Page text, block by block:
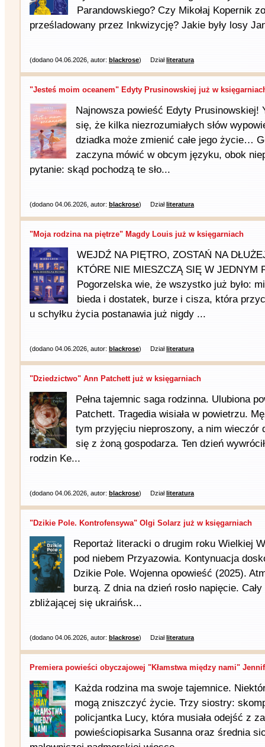
Parandowskiego? Czy Mikołaj Kopernik
prześladowany przez Inkwizycję? Jakie były losy
(dodano 04.06.2026, autor: blackrose) Działliteratura
"Jesteś moim oceanem" Edyty Prusinowskiej już w
Najnowsza powieść Edyty Prusinowskiej!
się, że kilka niezrozumiałych słów
dziadka może zmienić całe jego życie…
zaczyna mówić w obcym języku, obok
pytanie: skąd pochodzą te sło...
(dodano 04.06.2026, autor: blackrose) Działliteratura
"Moja rodzina na piętrze" Magdy Louis już w księgarniach
WEJDŹ NA PIĘTRO, ZOSTAŃ NA
KTÓRE NIE MIESZCZĄ SIĘ W JEDNYM
Pogorzelska wie, że wszystko już było:
bieda i dostatek, burze i cisza, która
u schyłku życia postanawia już nigdy ...
(dodano 04.06.2026, autor: blackrose) Działliteratura
"Dziedzictwo" Ann Patchett już w księgarniach
Pełna tajemnic saga rodzinna. Ulubiona
Patchett. Tragedia wisiała w powietrzu.
tym przyjęciu nieproszony, a nim wieczór
się z żoną gospodarza. Ten dzień
rodzin Ke...
(dodano 04.06.2026, autor: blackrose) Działliteratura
"Dzikie Pole. Kontrofensywa" Olgi Solarz już w księgarniach
Reportaż literacki o drugim roku Wielkiej
pod niebem Przyazowia. Kontynuacja
Dzikie Pole. Wojenna opowieść (2025).
burzą. Z dnia na dzień rosło napięcie.
zbliżającej się ukraińsk...
(dodano 04.06.2026, autor: blackrose) Działliteratura
Premiera powieści obyczajowej "Kłamstwa między nami"
Każda rodzina ma swoje tajemnice.
mogą zniszczyć życie. Trzy siostry:
policjantka Lucy, która musiała odejść z
powieściopisarka Susanna oraz średnia